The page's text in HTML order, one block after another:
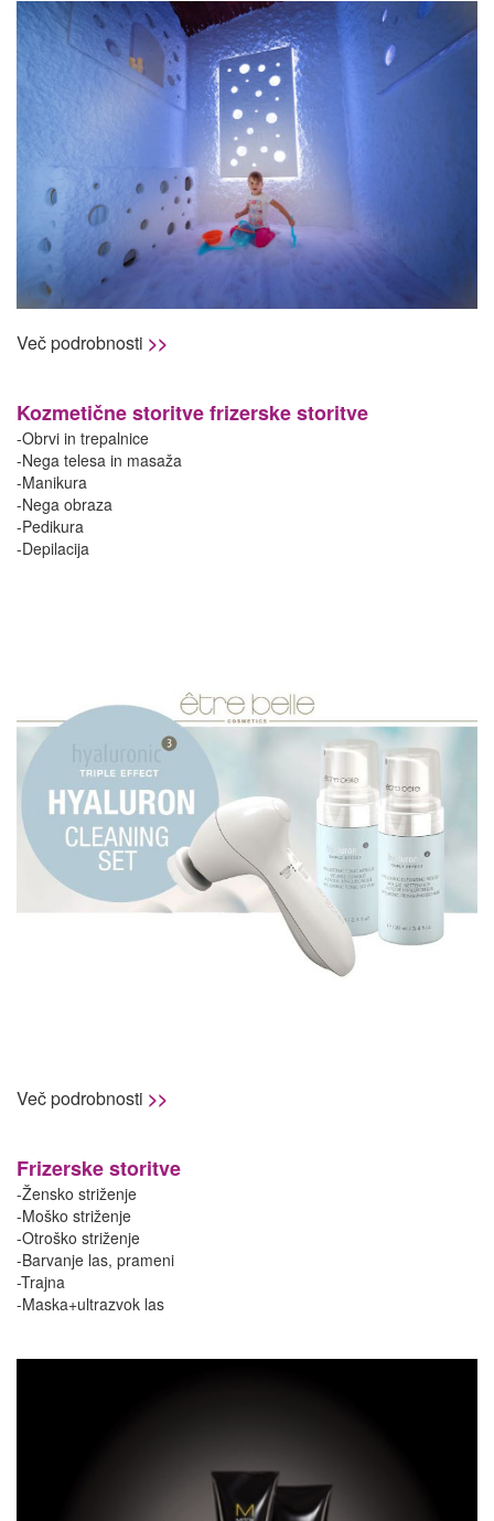
Več podrobnosti >>
Kozmetične storitve frizerske storitve
-Obrvi in trepalnice
-Nega telesa in masaža
-Manikura
-Nega obraza
-Pedikura
-Depilacija
Več podrobnosti >>
Frizerske storitve
-Žensko striženje
-Moško striženje
-Otroško striženje
-Barvanje las, prameni
-Trajna
-Maska+ultrazvok las